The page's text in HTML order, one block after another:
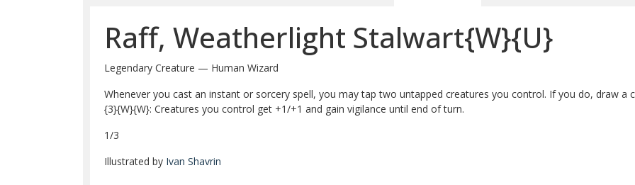
Raff, Weatherlight Stalwart{W}{U}
Legendary Creature — Human Wizard
Whenever you cast an instant or sorcery spell, you may tap two untapped creatures you control. If you do, draw a
{3}{W}{W}: Creatures you control get +1/+1 and gain vigilance until end of turn.
1/3
Illustrated by Ivan Shavrin